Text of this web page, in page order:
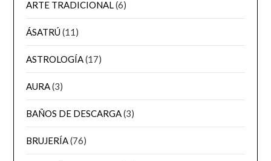
ARTE TRADICIONAL(6)
ÁSATRÚ(11)
ASTROLOGÍA(17)
AURA(3)
BAÑOS DE DESCARGA(3)
BRUJERÍA(76)